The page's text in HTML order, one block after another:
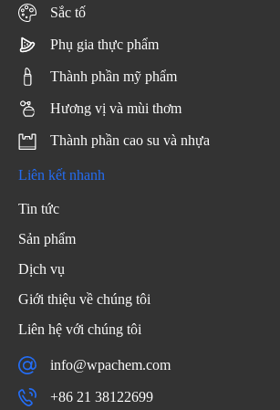
Sắc tố
Phụ gia thực phẩm
Thành phần mỹ phẩm
Hương vị và mùi thơm
Thành phần cao su và nhựa
Liên kết nhanh
Tin tức
Sản phẩm
Dịch vụ
Giới thiệu về chúng tôi
Liên hệ với chúng tôi
info@wpachem.com
+86 21 38122699